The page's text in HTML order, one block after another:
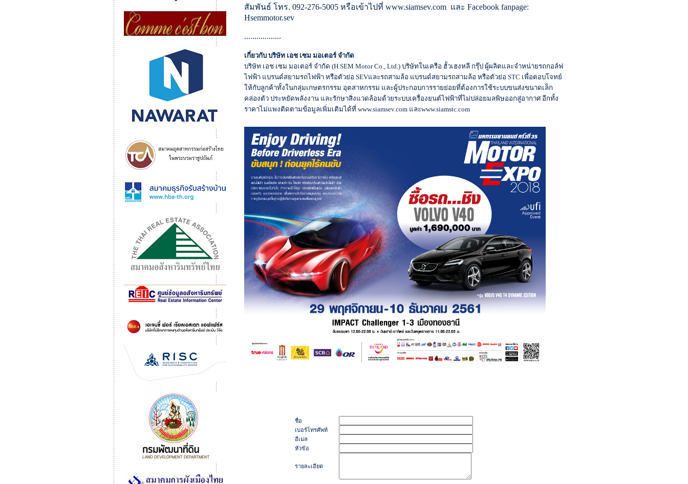
สัมพันธ์ โทร. 092-276-5005 หรือเข้าไปที่ www.siamsev.com และ Facebook fanpage:
Hsemmotor.sev
..................
เกี่ยวกับ บริษัท เอช เซม มอเตอร์ จำกัด
บริษัท เอช เซม มอเตอร์ จำกัด (H SEM Motor Co., Ltd.) บริษัทในเครือ ฮั้วเฮงหลี กรุ๊ป ผู้ผลิตและจำหน่ายรถกอล์ฟ
ไฟฟ้า แบรนด์สยามรถไฟฟ้า หรือตัวย่อ SEVและรถสามล้อ แบรนด์สยามรถสามล้อ หรือตัวย่อ STC เพื่อตอบโจทย์
ให้กับลูกค้าทั้งในกลุ่มเกษตรกรรม อุตสาหกรรม และผู้ประกอบการรายย่อยที่ต้องการใช้ระบบขนส่งขนาดเล็ก
คล่องตัว ประหยัดพลังงาน และรักษาสิ่งแวดล้อมด้วยระบบเครื่องยนต์ไฟฟ้าที่ไม่ปล่อยมลพิษออกสู่อากาศ อีกทั้ง
ราคาไม่แพงติดตามข้อมูลเพิ่มเติมได้ที่ www.siamsev.com และwww.siamstc.com
ชื่อ
เบอร์โทรศัพท์
อีเมล
หัวข้อ
รายละเอียด